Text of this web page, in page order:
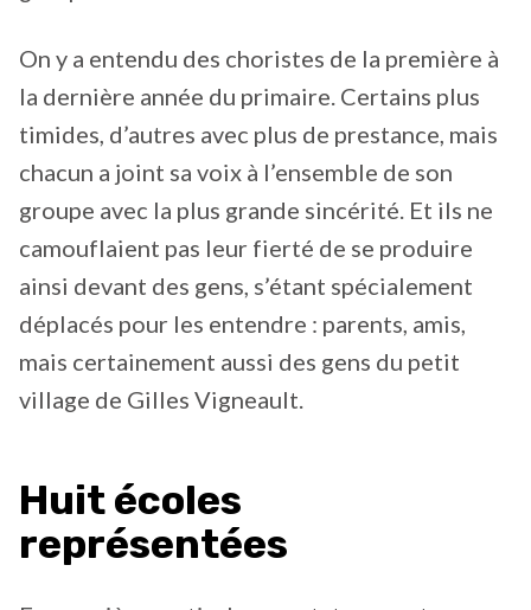
On y a entendu des choristes de la première à
la dernière année du primaire. Certains plus
timides, d’autres avec plus de prestance, mais
chacun a joint sa voix à l’ensemble de son
groupe avec la plus grande sincérité. Et ils ne
camouflaient pas leur fierté de se produire
ainsi devant des gens, s’étant spécialement
déplacés pour les entendre : parents, amis,
mais certainement aussi des gens du petit
village de Gilles Vigneault.
Huit écoles
représentées